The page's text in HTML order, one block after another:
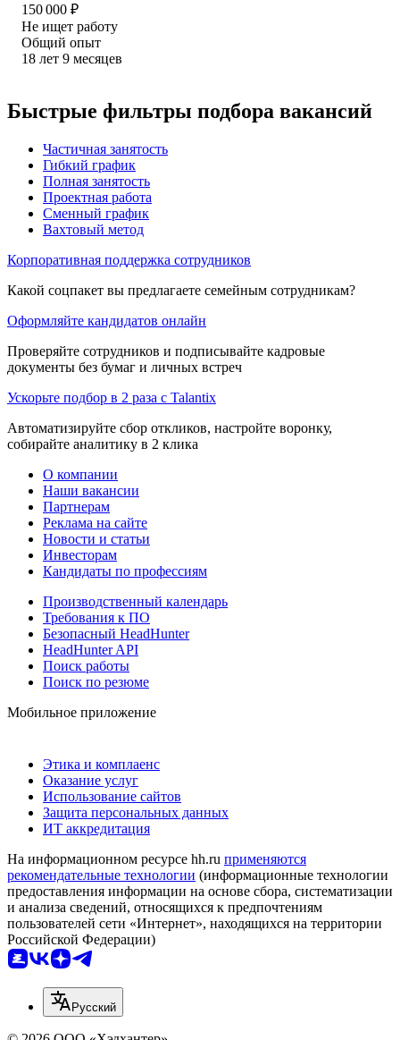
150 000 ₽
Не ищет работу
Общий опыт
18 лет 9 месяцев
Быстрые фильтры подбора вакансий
Частичная занятость
Гибкий график
Полная занятость
Проектная работа
Сменный график
Вахтовый метод
Корпоративная поддержка сотрудников
Какой соцпакет вы предлагаете семейным сотрудникам?
Оформляйте кандидатов онлайн
Проверяйте сотрудников и подписывайте кадровые
документы без бумаг и личных встреч
Ускорьте подбор в 2 раза с Talantix
Автоматизируйте сбор откликов, настройте воронку,
собирайте аналитику в 2 клика
О компании
Наши вакансии
Партнерам
Реклама на сайте
Новости и статьи
Инвесторам
Кандидаты по профессиям
Производственный календарь
Требования к ПО
Безопасный HeadHunter
HeadHunter API
Поиск работы
Поиск по резюме
Мобильное приложение
Этика и комплаенс
Оказание услуг
Использование сайтов
Защита персональных данных
ИТ аккредитация
На информационном ресурсе hh.ru применяются
рекомендательные технологии (информационные технологии
предоставления информации на основе сбора, систематизации
и анализа сведений, относящихся к предпочтениям
пользователей сети «Интернет», находящихся на территории
Российской Федерации)
Русский